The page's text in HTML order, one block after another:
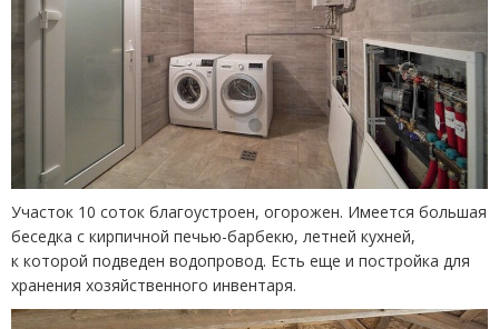
Участок 10 соток благоустроен, огорожен. Имеется большая
беседка с кирпичной печью-барбекю, летней кухней,
к которой подведен водопровод. Есть еще и постройка для
хранения хозяйственного инвентаря.